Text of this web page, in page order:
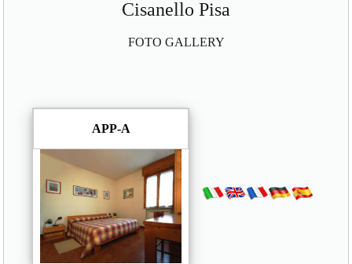
Cisanello Pisa
FOTO GALLERY
APP-A